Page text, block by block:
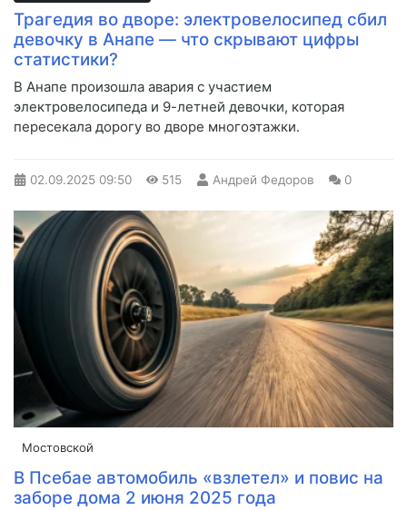
Трагедия во дворе: электровелосипед сбил
девочку в Анапе — что скрывают цифры
статистики?
В Анапе произошла авария с участием
электровелосипеда и 9-летней девочки, которая
пересекала дорогу во дворе многоэтажки.
02.09.2025 09:50 515 Андрей Федоров 0
Мостовской
В Псебае автомобиль «взлетел» и повис на
заборе дома 2 июня 2025 года